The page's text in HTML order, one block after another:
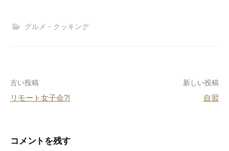
c
o
k
e
グルメ・クッキング
投
稿
ビ
古い投稿
リモート女子会?!
新しい投稿
自習
コメントを残す